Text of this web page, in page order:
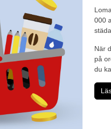
000
När
på
du